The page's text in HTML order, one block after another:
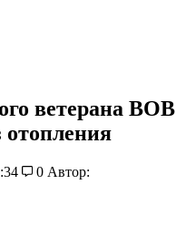
ветерана ВОВ
отопления
0 Автор: